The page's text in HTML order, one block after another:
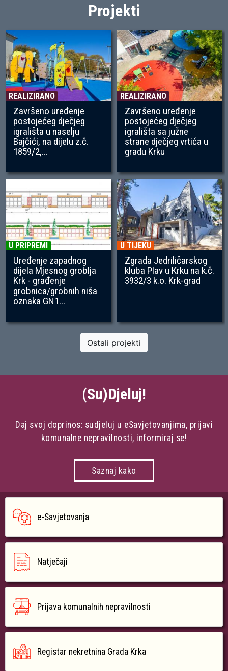
Projekti
REALIZIRANO
Završeno uređenje
postojećeg dječjeg
igrališta u naselju
Bajčići, na dijelu z.č.
1859/2,...
REALIZIRANO
Završeno uređenje
postojećeg dječjeg
igrališta sa južne
strane dječjeg vrtića u
gradu Krku
U PRIPREMI
Uređenje zapadnog
dijela Mjesnog groblja
Krk - građenje
grobnica/grobnih niša
oznaka GN1...
U TIJEKU
Zgrada Jedriličarskog
kluba Plav u Krku na k.č.
3932/3 k.o. Krk-grad
Ostali projekti
(Su)Djeluj!
Daj svoj doprinos: sudjeluj u eSavjetovanjima, prijavi
komunalne nepravilnosti, informiraj se!
Saznaj kako
e-Savjetovanja
Natječaji
Prijava komunalnih nepravilnosti
Registar nekretnina Grada Krka